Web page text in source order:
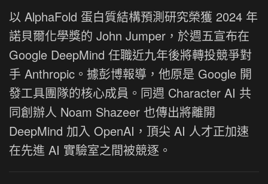
以 AlphaFold 蛋白質結構預測研究榮獲 2024 年
諾貝爾化學獎的 John Jumper，於週五宣布在
Google DeepMind 任職近九年後將轉投競爭對
手 Anthropic。據彭博報導，他原是 Google 開
發工具團隊的核心成員。同週 Character AI 共
同創辦人 Noam Shazeer 也傳出將離開
DeepMind 加入 OpenAI，頂尖 AI 人才正加速
在先進 AI 實驗室之間被競逐。